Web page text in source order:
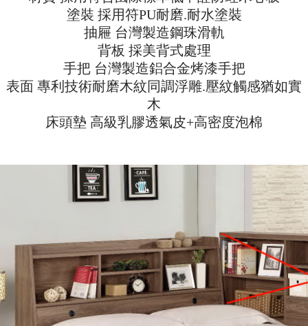
塗裝 採用符PU耐磨.耐水塗裝
抽屜 台灣製造鋼珠滑軌
背板 採美背式處理
手把 台灣製造鋁合金烤漆手把
表面 專利技術耐磨木紋同調浮雕.壓紋觸感猶如實
木
床頭墊 高級乳膠透氣皮+高密度泡棉